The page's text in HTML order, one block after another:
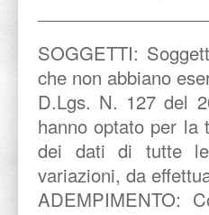
SOGGETTI:
che non abbiano
D.Lgs. N. 127 del
hanno optato per la
dei dati di tutte
variazioni, da
ADEMPIMENTO: